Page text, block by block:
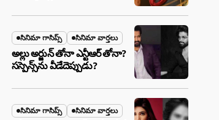
జరుగుతోంది!
సినిమా గాసిప్స్ సినిమా వార్తలు
అల్లు అర్జున్ తోనా ఎన్టీఆర్ తోనా?
సస్పెన్స్‌ను వీడేదెప్పుడు?
సినిమా గాసిప్స్ సినిమా వార్తలు